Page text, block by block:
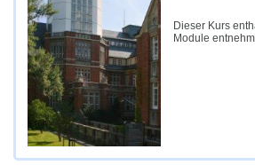
Dieser Kurs
Module